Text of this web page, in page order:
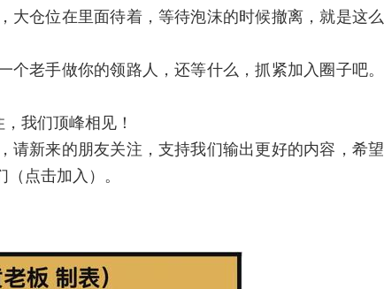
仓位在里面待着，等待泡沫的时候撤离，就是这么
老手做你的领路人，还等什么，抓紧加入圈子吧。
我们顶峰相见！
新来的朋友关注，支持我们输出更好的内容，希望
点击加入）。